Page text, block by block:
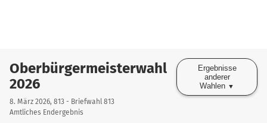
Oberbürgermeisterwahl
2026
8. März 2026, 813 - Briefwahl 813
Amtliches Endergebnis
Ergebnisse
anderer
Wahlen